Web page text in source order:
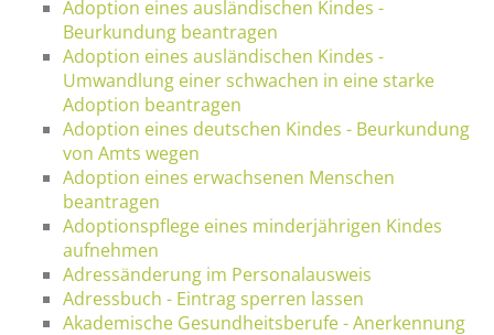
Adoption eines ausländischen Kindes -
Beurkundung beantragen
Adoption eines ausländischen Kindes -
Umwandlung einer schwachen in eine starke
Adoption beantragen
Adoption eines deutschen Kindes - Beurkundung
von Amts wegen
Adoption eines erwachsenen Menschen
beantragen
Adoptionspflege eines minderjährigen Kindes
aufnehmen
Adressänderung im Personalausweis
Adressbuch - Eintrag sperren lassen
Akademische Gesundheitsberufe - Anerkennung